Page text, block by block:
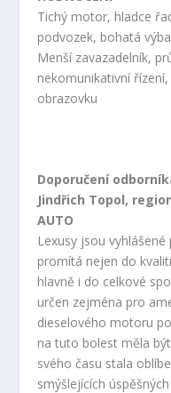
Tichý motor, hladce
podvozek, bohatá
Menší zavazadelník,
nekomunikativní
obrazovku
Doporučení
Jindřich Topol,
AUTO
Lexusy jsou
promítá nejen do
hlavně i do celkové
určen zejména pro
dieselového motoru
na tuto bolest měla
svého času stala
smýšlejících